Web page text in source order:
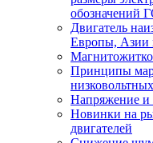
Двигатель
Европы, Азии
Принципы
Напряжение и
Новинки на
двигателей